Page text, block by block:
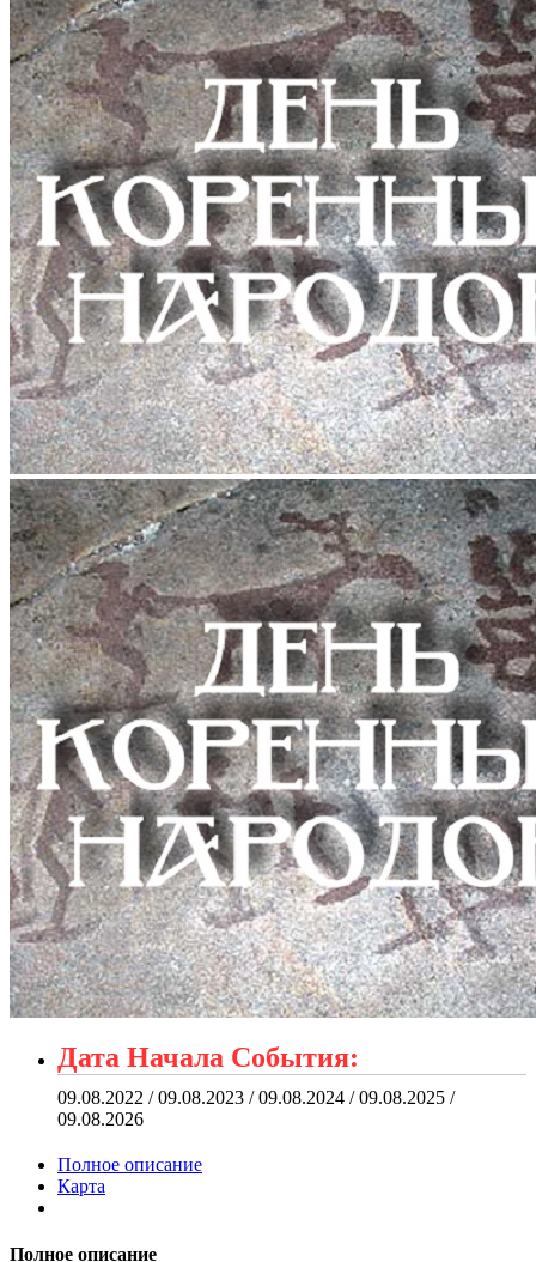
Дата Начала События:
09.08.2022 / 09.08.2023 / 09.08.2024 / 09.08.2025 /
09.08.2026
Полное описание
Карта
Полное описание